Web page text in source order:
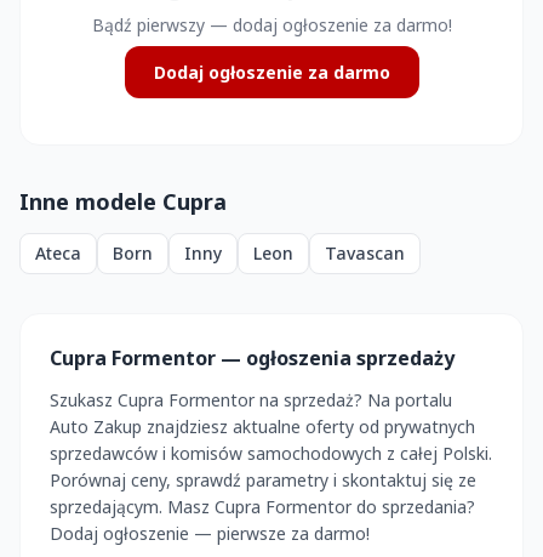
Bądź pierwszy — dodaj ogłoszenie za darmo!
Dodaj ogłoszenie za darmo
Inne modele Cupra
Ateca Born Inny Leon Tavascan
Cupra Formentor — ogłoszenia sprzedaży
Szukasz Cupra Formentor na sprzedaż? Na portalu
Auto Zakup znajdziesz aktualne oferty od prywatnych
sprzedawców i komisów samochodowych z całej Polski.
Porównaj ceny, sprawdź parametry i skontaktuj się ze
sprzedającym. Masz Cupra Formentor do sprzedania?
Dodaj ogłoszenie — pierwsze za darmo!